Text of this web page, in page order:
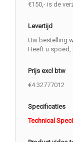
€150,- is de
Levertijd
Uw bestelling
Heeft u spoed,
Prijs excl btw
€4.32777012
Specificaties
Technical